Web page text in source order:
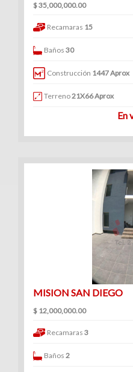
$ 35,000,000.00
Recamaras 15
Baños30
Construcción 1447 Aprox
Terreno21X66 Aprox
En
MISION SAN DIEGO
$ 12,000,000.00
Recamaras 3
Baños2